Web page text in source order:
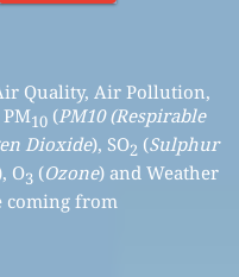
Quality, Air Pollution,
PM10(PM10 (Respirable
Dioxide), SO2 (Sulphur
), O3 (Ozone ) and Weather
coming from: